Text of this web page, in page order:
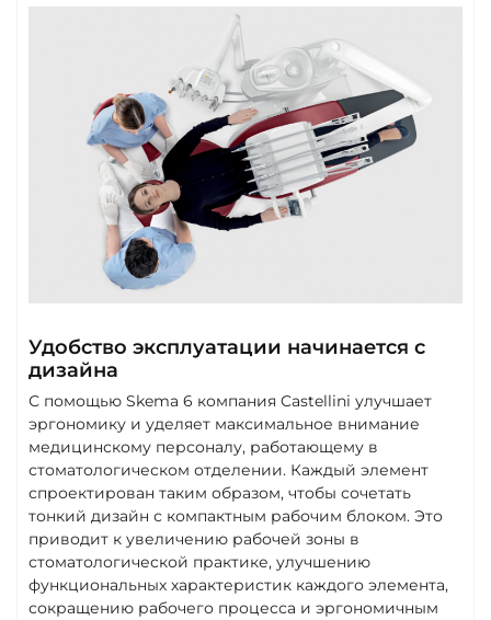
Удобство эксплуатации начинается с
дизайна
С помощью Skema 6 компания Castellini улучшает
эргономику и уделяет максимальное внимание
медицинскому персоналу, работающему в
стоматологическом отделении. Каждый элемент
спроектирован таким образом, чтобы сочетать
тонкий дизайн с компактным рабочим блоком. Это
приводит к увеличению рабочей зоны в
стоматологической практике, улучшению
функциональных характеристик каждого элемента,
сокращению рабочего процесса и эргономичным